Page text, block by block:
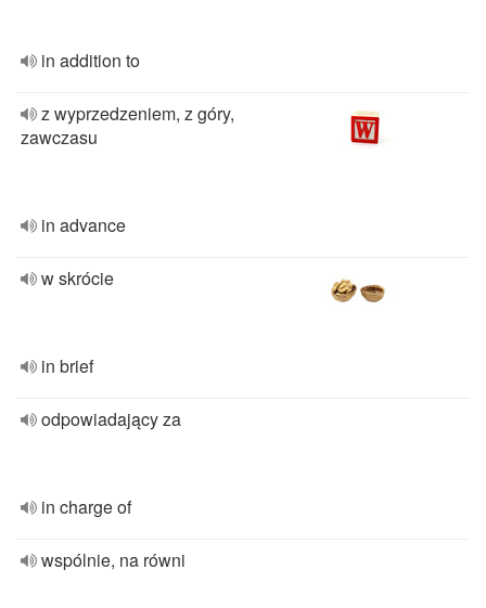
in addition to
z wyprzedzeniem, z góry,
zawczasu
in advance
w skrócie
in brief
odpowiadający za
in charge of
wspólnie, na równi